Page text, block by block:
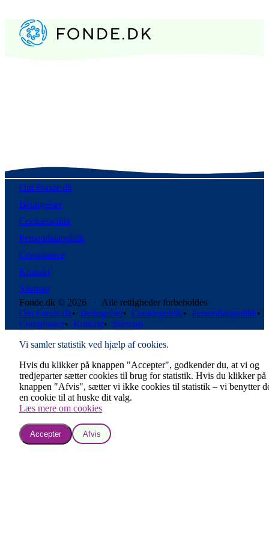
Om Fonde.dk
Betingelser
Cookiepolitik
Persondatapolitik
Compliance
Kontakt
Sitemap
Fonde.dk © 2026 · Alle rettigheder forbeholdes
Om Fonde.dk• Betingelser• Cookiepolitik• Persondatapolitik•
Compliance• Kontakt• Sitemap
Vi samler statistik ved hjælp af cookies.
Hvis du klikker på knappen "Accepter", godkender du, at vi og
tredjeparter sætter cookies til brug for statistik. Hvis du klikker på
knappen "Afvis", sætter vi ikke cookies til statistik – vi benytter
en cookie til at huske dit valg.
Læs mere om cookies
Accepter Afvis